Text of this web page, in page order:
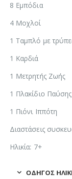
8 Εμπόδια
4 Μοχλοί
1 Ταμπλό με
1 Καρδιά
1 Μετρητής Ζωής
1 Πλακίδιο
1 Πιόνι Ιππότη
Διαστάσεις
Ηλικία: 7+
ΟΔΗΓΌΣ